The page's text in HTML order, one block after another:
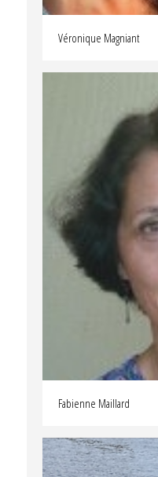
Véronique Magniant
Fabienne Maillard